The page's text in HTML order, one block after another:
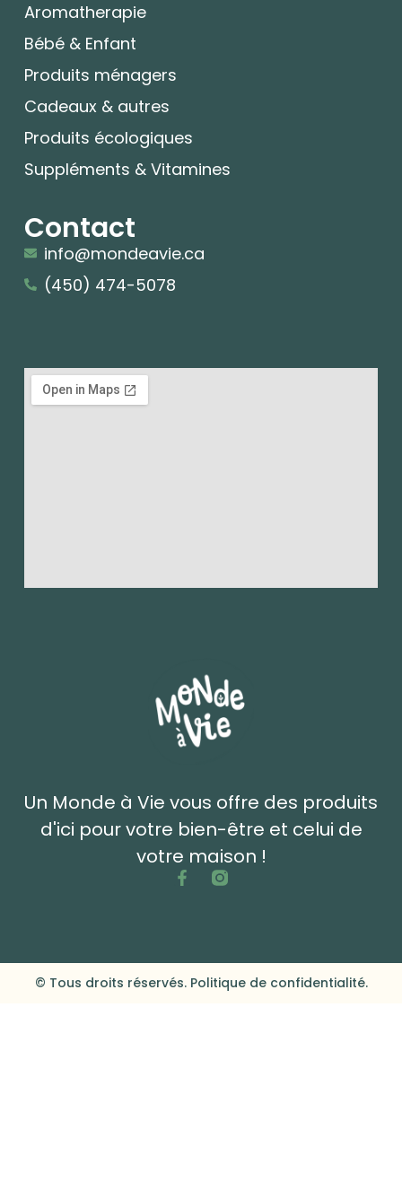
Un Monde à Vie vous offre des produits
d'ici pour votre bien-être et celui de
votre maison !
Aromatherapie
Bébé & Enfant
Produits ménagers
Cadeaux & autres
Produits écologiques
Suppléments & Vitamines
Contact
info@mondeavie.ca
(450) 474-5078
© Tous droits réservés. Politique de confidentialité.